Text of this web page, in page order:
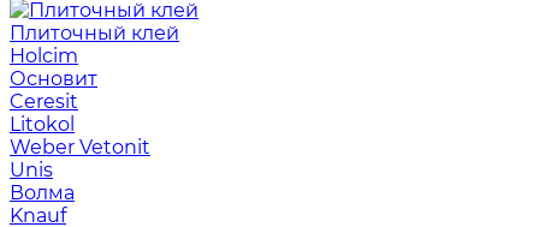
Плиточный клей
Holcim
Основит
Ceresit
Litokol
Weber Vetonit
Unis
Волма
Knauf